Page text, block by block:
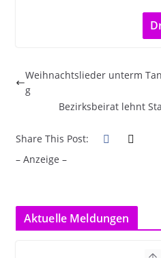
Weihnachtslieder unterm
g
Bezirksbeirat lehnt
Share This Post:
– Anzeige –
Aktuelle Meldungen